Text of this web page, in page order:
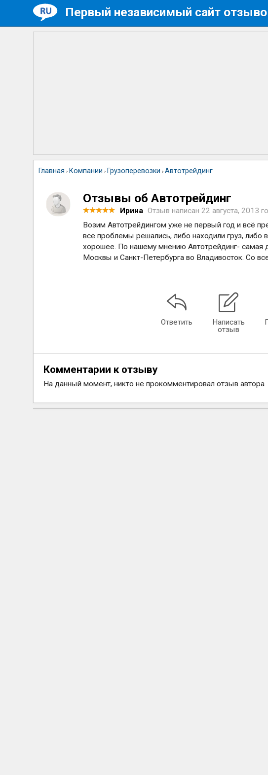
Первый независимый сайт
Главная › Компании › Грузоперевозки ›Автотрейдинг
Отзывы об Автотрейдинг
Ирина Отзыв написан22 августа, 2013
Возим Автотрейдингом уже не первый год и всё
все проблемы решались, либо находили груз, либо
хорошее. По нашему мнению Автотрейдинг- самая
Москвы и Санкт-Петербурга во Владивосток. Со
Ответить
Написать
отзыв
Комментарии к отзыву
На данный момент, никто не прокомментировал отзыв автора